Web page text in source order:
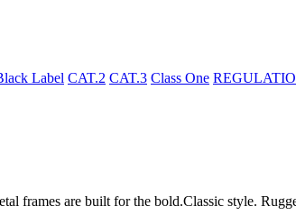
Label CAT.2 CAT.3 Class One
frames are built for the bold.Classic style.